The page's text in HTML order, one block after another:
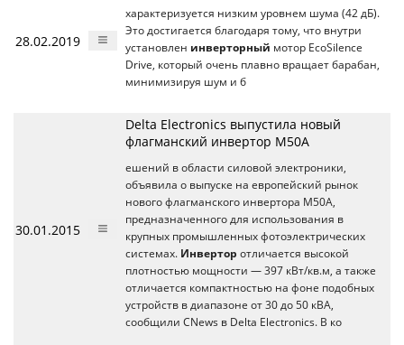
28.02.2019
характеризуется низким уровнем шума (42 дБ).
Это достигается благодаря тому, что внутри
установлен инверторный мотор EcoSilence
Drive, который очень плавно вращает барабан,
минимизируя шум и б
30.01.2015
Delta Electronics выпустила новый
флагманский инвертор M50A
ешений в области силовой электроники,
объявила о выпуске на европейский рынок
нового флагманского инвертора M50A,
предназначенного для использования в
крупных промышленных фотоэлектрических
системах. Инвертор отличается высокой
плотностью мощности — 397 кВт/кв.м, а также
отличается компактностью на фоне подобных
устройств в диапазоне от 30 до 50 кВА,
сообщили CNews в Delta Electronics. В ко